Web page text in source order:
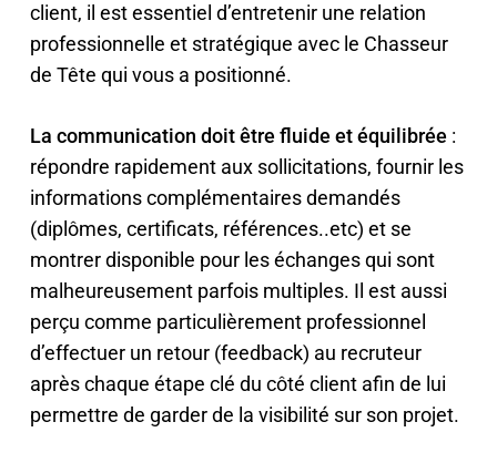
client, il est essentiel d’entretenir une relation
professionnelle et stratégique avec le Chasseur
de Tête qui vous a positionné.
La communication doit être fluide et équilibrée :
répondre rapidement aux sollicitations, fournir les
informations complémentaires demandés
(diplômes, certificats, références..etc) et se
montrer disponible pour les échanges qui sont
malheureusement parfois multiples. Il est aussi
perçu comme particulièrement professionnel
d’effectuer un retour (feedback) au recruteur
après chaque étape clé du côté client afin de lui
permettre de garder de la visibilité sur son projet.